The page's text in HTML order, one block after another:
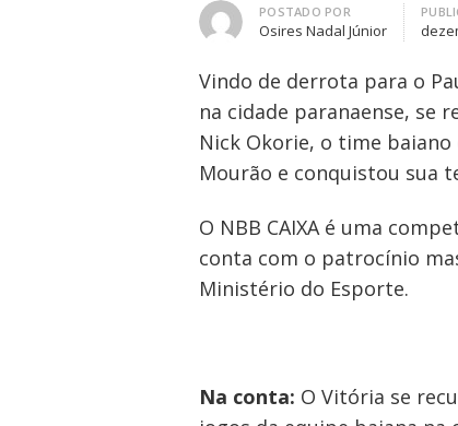
Autor
POSTADO POR
Osires Nadal Júnior
Vindo de derrota para o
na cidade paranaense, se
Nick Okorie, o time
Mourão e conquistou sua
O NBB CAIXA é uma
conta com o patrocínio
Ministério do Esporte.
Na conta: O Vitória se